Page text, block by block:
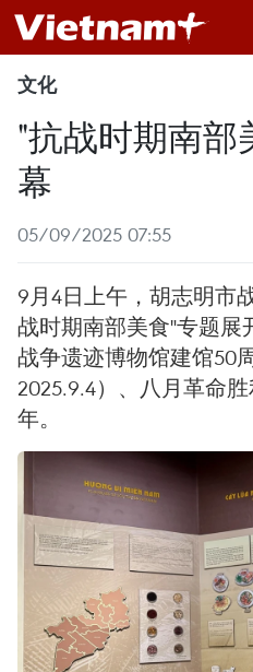
文化
"抗战时期南部
幕
05/09/2025 07:55
9月4日上午，胡志明市
战时期南部美食"专题展
战争遗迹博物馆建馆50
2025.9.4）、八月革命
年。